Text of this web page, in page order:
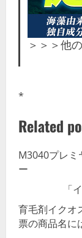
＞＞＞他
*
Related
M3040プレミ
ー
「
育毛剤イクオ
票の商品名に